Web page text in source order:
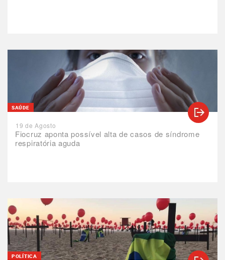
Fiocruz aponta possível alta de casos de síndrome
respiratória aguda
SAÚDE
19 de Agosto
POLÍTICA